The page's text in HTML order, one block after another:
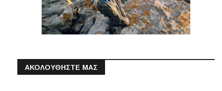
ΑΚΟΛΟΥΘΗΣΤΕ ΜΑΣ